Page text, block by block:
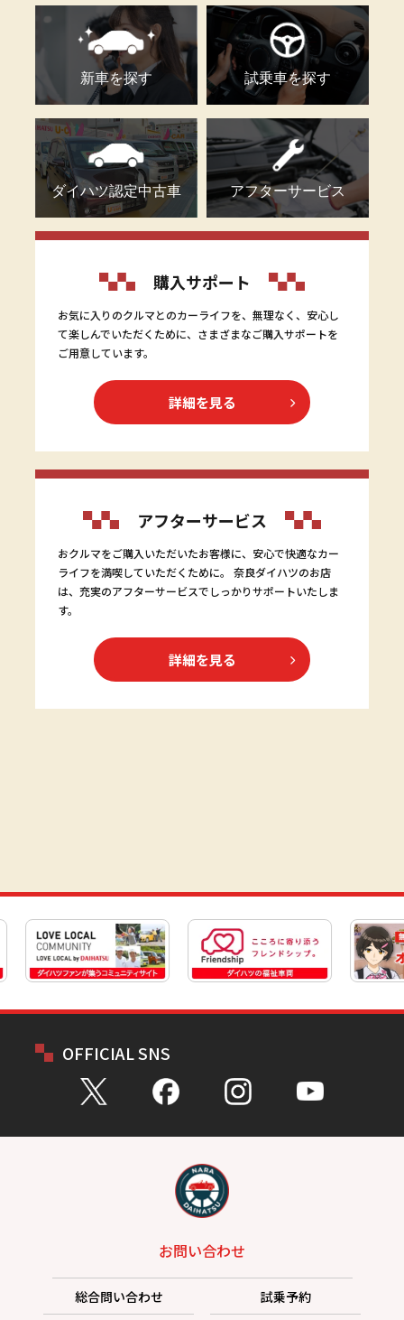
新車を探す 試乗車を探す
ダイハツ認定中古車 アフターサービス
購入サポート
お気に入りのクルマとのカーライフを、無理なく、安心し
て楽しんでいただくために、さまざまなご購入サポートを
ご用意しています。
詳細を見る
アフターサービス
おクルマをご購入いただいたお客様に、安心で快適なカー
ライフを満喫していただくために。 奈良ダイハツのお店
は、充実のアフターサービスでしっかりサポートいたしま
す。
詳細を見る
OFFICIAL SNS
お問い合わせ
総合問い合わせ 試乗予約